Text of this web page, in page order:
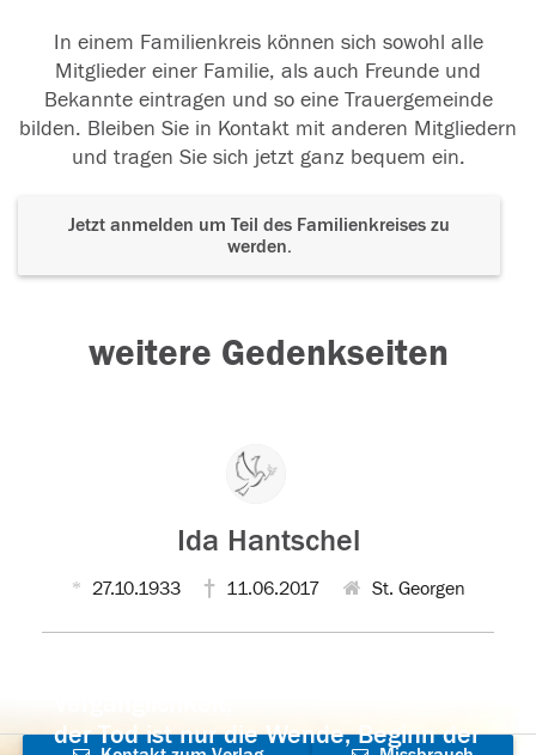
In einem Familienkreis können sich sowohl alle
Mitglieder einer Familie, als auch Freunde und
Bekannte eintragen und so eine Trauergemeinde
bilden. Bleiben Sie in Kontakt mit anderen Mitgliedern
und tragen Sie sich jetzt ganz bequem ein.
Jetzt anmelden um Teil des Familienkreises zu
werden.
weitere Gedenkseiten
Ida Hantschel
27.10.1933 11.06.2017 St. Georgen
der Tod ist nur die Wende, Beginn der